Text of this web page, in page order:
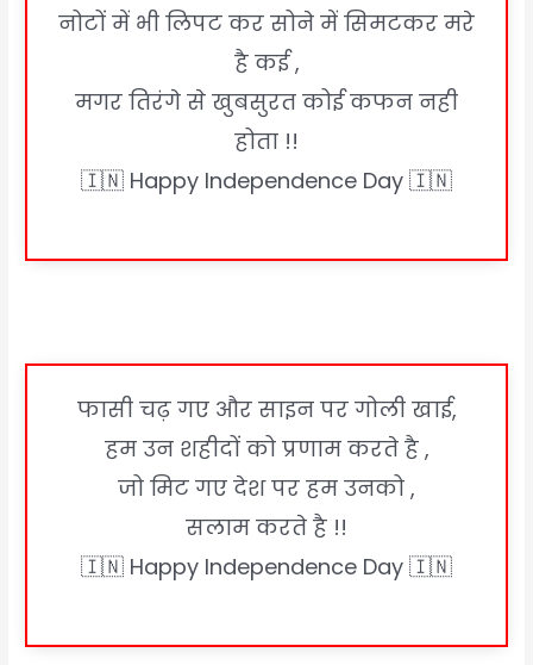
नोटों में भी लिपट कर सोने में सिमटकर मरे
है कई ,
मगर तिरंगे से खुबसुरत कोई कफन नही
होता !!
🇮🇳 Happy Independence Day 🇮🇳
फासी चढ़ गए और साइन पर गोली खाई,
हम उन शहीदों को प्रणाम करते है ,
जो मिट गए देश पर हम उनको ,
सलाम करते है !!
🇮🇳 Happy Independence Day 🇮🇳